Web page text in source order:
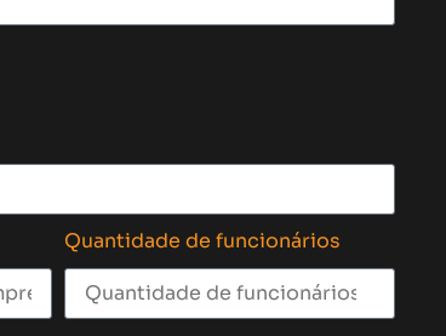
Quantidade de funcionários